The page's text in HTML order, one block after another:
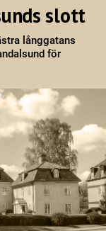
slott
långgatans
för